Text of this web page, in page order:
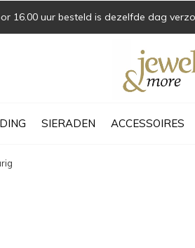
SIERADEN ACCESSOIRES
16.00 uur besteld is dezelfde dag